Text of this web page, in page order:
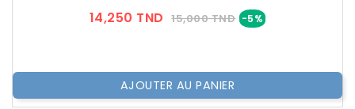
14,250 TND Prix
15,000 TND -5%Prix
AJOUTER AU PANIER